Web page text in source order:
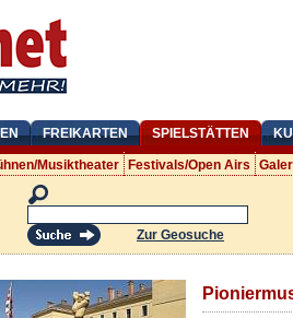
FREIKARTEN SPIELSTÄTTEN
Musiktheater Festivals/Open Airs
Zur Geosuche